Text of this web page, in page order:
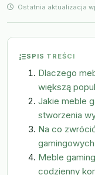
Ostatnia aktualizacja
SPIS TREŚCI
Dlaczego
większą
Jakie meble
stworzenia
Na co
Meble
codzienny